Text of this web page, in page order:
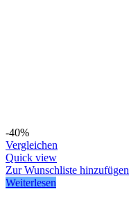
-40%
Vergleichen
Quick view
Zur Wunschliste hinzufügen
Weiterlesen